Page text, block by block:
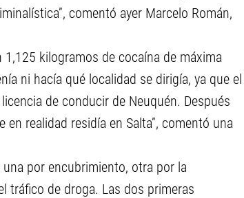
comentó ayer Marcelo Román,
kilogramos de cocaína de máxima
ni hacía qué localidad se dirigía, ya que el
de conducir de Neuquén. Después
realidad residía en Salta”, comentó una
por encubrimiento, otra por la
tráfico de droga. Las dos primeras